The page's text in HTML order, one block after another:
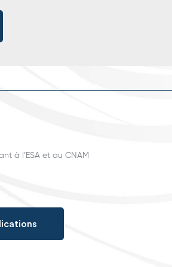
à l’ESA et au CNAM